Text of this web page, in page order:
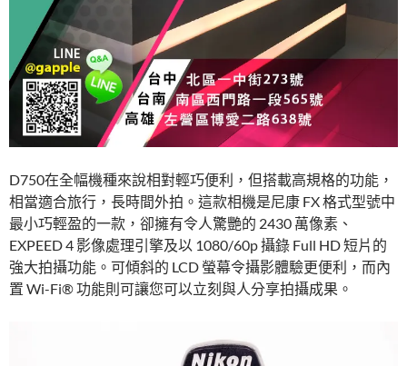
D750在全幅機種來說相對輕巧便利，但搭載高規格的功能，
相當適合旅行，長時間外拍。這款相機是尼康 FX 格式型號中
最小巧輕盈的一款，卻擁有令人驚艷的 2430 萬像素、
EXPEED 4 影像處理引擎及以 1080/60p 攝錄 Full HD 短片的
強大拍攝功能。可傾斜的 LCD 螢幕令攝影體驗更便利，而內
置 Wi-Fi® 功能則可讓您可以立刻與人分享拍攝成果。